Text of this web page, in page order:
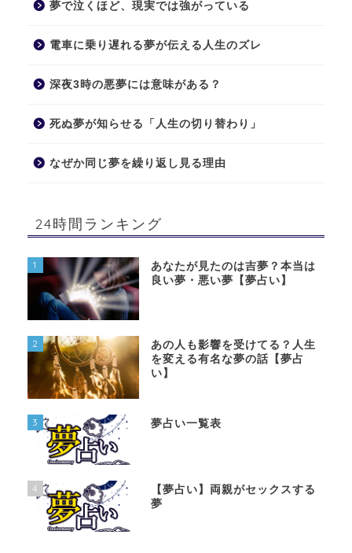
夢で泣くほど、現実では強がっている
電車に乗り遅れる夢が伝える人生のズレ
深夜3時の悪夢には意味がある？
死ぬ夢が知らせる「人生の切り替わり」
なぜか同じ夢を繰り返し見る理由
24時間ランキング
1
あなたが見たのは吉夢？本当は
良い夢・悪い夢【夢占い】
2
あの人も影響を受けてる？人生
を変える有名な夢の話【夢占
い】
3 夢占い一覧表
4
【夢占い】両親がセックスする
夢